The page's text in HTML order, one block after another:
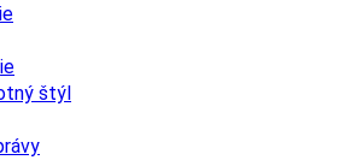
štýl